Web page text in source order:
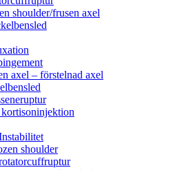
shoulder/frusen axel
axel – förstelnad axel
shoulder